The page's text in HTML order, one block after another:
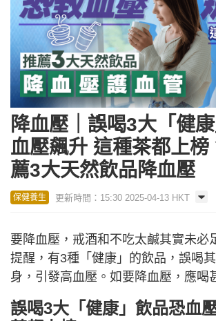
降血壓｜誤喝3大「健
血壓飆升 這種茶都上榜
薦3大天然飲品降血壓
保健養生 更新時間：15:30 2025-04-13 HKT
要降血壓，戒酒和不吃太鹹其實未必
提醒，有3種「健康」的飲品，誤喝
身，引發高血壓。如要降血壓，應喝
誤喝3大「健康」飲品恐血